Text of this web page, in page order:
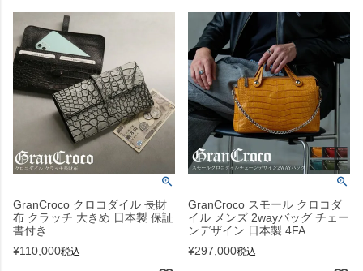
GranCroco クロコダイル 長財
布 クラッチ 大きめ 日本製 保証
書付き
¥110,000税込
GranCroco スモール クロコダ
イル メンズ 2wayバッグ チェー
ンデザイン 日本製 4FA
¥297,000税込